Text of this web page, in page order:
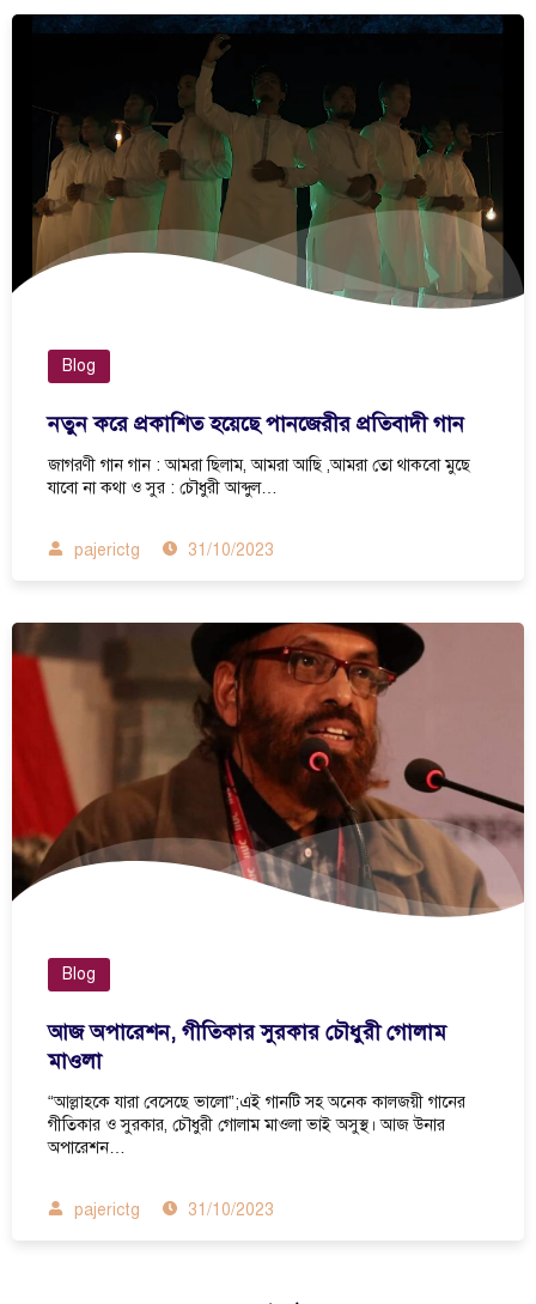
Blog
নতুন করে প্রকাশিত হয়েছে পানজেরীর প্রতিবাদী গান
জাগরণী গান গান : আমরা ছিলাম, আমরা আছি ,আমরা তো থাকবো মুছে
যাবো না কথা ও সুর : চৌধুরী আব্দুল…
pajerictg 31/10/2023
Blog
আজ অপারেশন, গীতিকার সুরকার চৌধুরী গোলাম
মাওলা
“আল্লাহকে যারা বেসেছে ভালো”;এই গানটি সহ অনেক কালজয়ী গানের
গীতিকার ও সুরকার, চৌধুরী গোলাম মাওলা ভাই অসুস্থ। আজ উনার
অপারেশন…
pajerictg 31/10/2023